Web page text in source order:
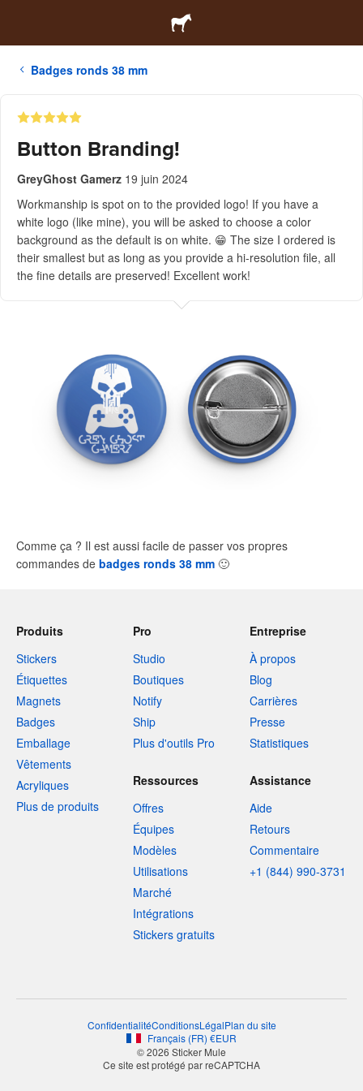
Badges ronds 38 mm
Button Branding!
GreyGhost Gamerz 19 juin 2024
Workmanship is spot on to the provided logo! If you have a
white logo (like mine), you will be asked to choose a color
background as the default is on white. 😁 The size I ordered is
their smallest but as long as you provide a hi-resolution file, all
the fine details are preserved! Excellent work!
Comme ça ? Il est aussi facile de passer vos propres
commandes de badges ronds 38 mm 🙂
Produits
Stickers
Étiquettes
Magnets
Badges
Emballage
Vêtements
Acryliques
Plus de produits
Pro
Studio
Boutiques
Notify
Ship
Plus d'outils Pro
Entreprise
À propos
Blog
Carrières
Presse
Statistiques
Ressources
Offres
Équipes
Modèles
Utilisations
Marché
Intégrations
Stickers gratuits
Assistance
Aide
Retours
Commentaire
+1 (844) 990-3731
ConfidentialitéConditionsLégalPlan du site
Français (FR) €EUR
© 2026 Sticker Mule
Ce site est protégé par reCAPTCHA